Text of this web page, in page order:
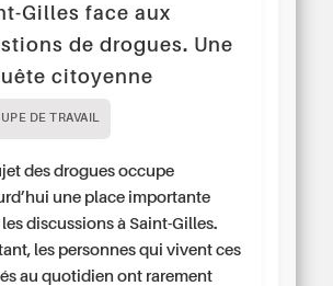
Gilles face aux
de drogues. Une
citoyenne
DE TRAVAIL
des drogues occupe
une place importante
discussions à Saint-Gilles.
les personnes qui vivent ces
au quotidien ont rarement